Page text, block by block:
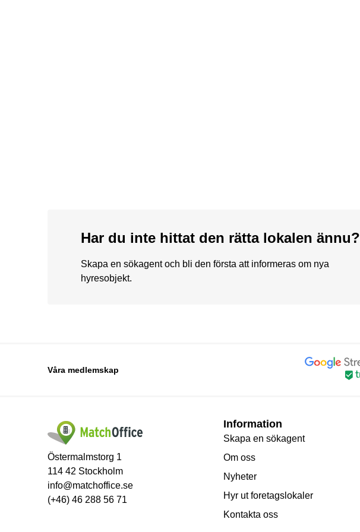
Har du inte hittat den rätta lokalen ännu?
Skapa en sökagent och bli den första att informeras om nya
hyresobjekt.
Våra medlemskap
Östermalmstorg 1
114 42 Stockholm
info@matchoffice.se
(+46) 46 288 56 71
Information
Skapa en sökagent
Om oss
Nyheter
Hyr ut foretagslokaler
Kontakta oss